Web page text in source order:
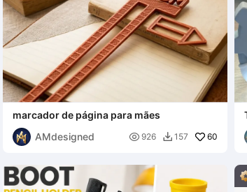
marcador de página para mães
AMdesigned
 926  157 60